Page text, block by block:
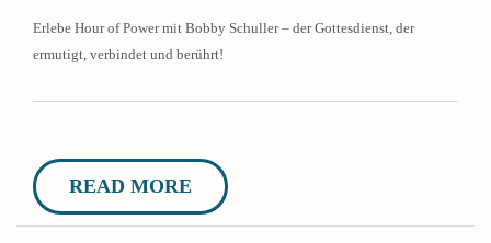
Erlebe Hour of Power mit Bobby Schuller – der Gottesdienst, der
ermutigt, verbindet und berührt!
READ MORE